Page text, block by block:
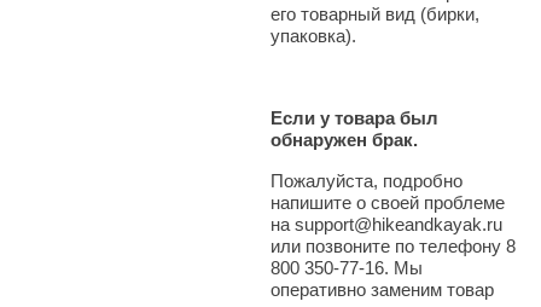
его товарный вид (бирки,
упаковка).
Если у товара был
обнаружен брак.
Пожалуйста, подробно
напишите о своей проблеме
на support@hikeandkayak.ru
или позвоните по телефону 8
800 350-77-16. Мы
оперативно заменим товар